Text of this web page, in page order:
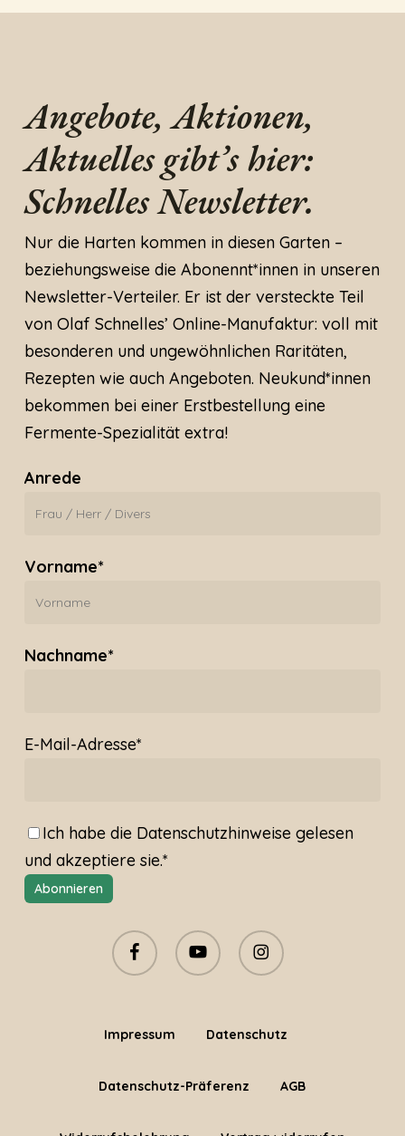
Angebote, Aktionen,
Aktuelles gibt’s hier:
Schnelles Newsletter.
Nur die Harten kommen in diesen Garten –
beziehungsweise die Abonennt*innen in unseren
Newsletter-Verteiler. Er ist der versteckte Teil
von Olaf Schnelles’ Online-Manufaktur: voll mit
besonderen und ungewöhnlichen Raritäten,
Rezepten wie auch Angeboten. Neukund*innen
bekommen bei einer Erstbestellung eine
Fermente-Spezialität extra!
Anrede
Vorname*
Nachname*
E-Mail-Adresse*
Ich habe die Datenschutzhinweisegelesen
und akzeptiere sie.*
facebook youtube instagram
Impressum Datenschutz
Datenschutz-Präferenz AGB